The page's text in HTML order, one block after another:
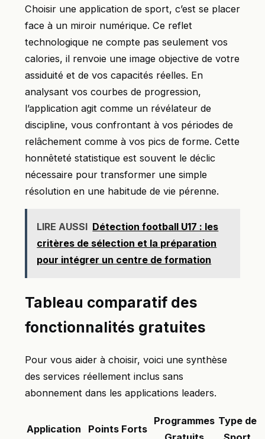
Choisir une application de sport, c’est se placer
face à un miroir numérique. Ce reflet
technologique ne compte pas seulement vos
calories, il renvoie une image objective de votre
assiduité et de vos capacités réelles. En
analysant vos courbes de progression,
l’application agit comme un révélateur de
discipline, vous confrontant à vos périodes de
relâchement comme à vos pics de forme. Cette
honnêteté statistique est souvent le déclic
nécessaire pour transformer une simple
résolution en une habitude de vie pérenne.
LIRE AUSSI Détection football U17 : les
critères de sélection et la préparation
pour intégrer un centre de formation
Tableau comparatif des
fonctionnalités gratuites
Pour vous aider à choisir, voici une synthèse
des services réellement inclus sans
abonnement dans les applications leaders.
Application Points Forts
Programmes Type de